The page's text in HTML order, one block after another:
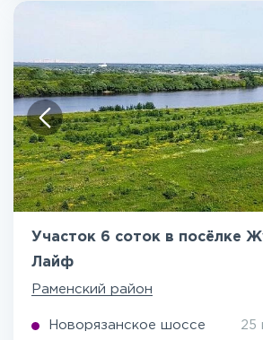
Участок 6 соток в посёлке
Лайф
Раменский район
Новорязанское шоссе 25